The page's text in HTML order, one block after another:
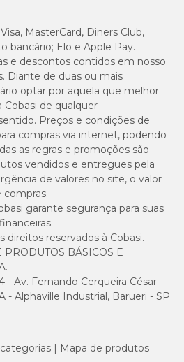
Visa, MasterCard, Diners Club,
bancário; Elo e Apple Pay.
e descontos contidos em nosso
Diante de duas ou mais
optar por aquela que melhor
de qualquer
Preços e condições de
compras via internet, podendo
as regras e promoções são
vendidos e entregues pela
de valores no site, o valor
compras.
garante segurança para suas
direitos reservados à Cobasi.
BÁSICOS E
- Av. Fernando Cerqueira César
- Alphaville Industrial, Barueri - SP
Mapa de produtos